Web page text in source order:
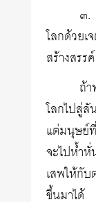
๓.
โลกด้วย
สร้างสรรค์
ถ้
โลกไปสู่
แต่มนุษย์
จะไปห้ำ
เสพให้กั
ขึ้นมาได้